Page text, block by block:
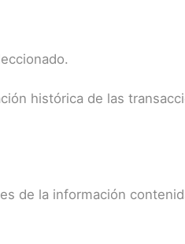
histórica de las
de la información